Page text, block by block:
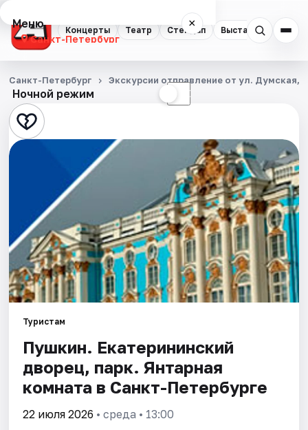
Концерты Театр Стендап Выставки
Меню ×
Санкт-Петербург
Концерты
Театр
Стендап
Квесты
Экскурсии
Спорт
События
Города
Площадки
Артисты
Ночной режим ☾
Санкт-Петербург Экскурсии отправление от ул. Думская,
Туристам
Пушкин. Екатерининский
дворец, парк. Янтарная
комната в Санкт-Петербурге
22 июля 2026 • среда • 13:00